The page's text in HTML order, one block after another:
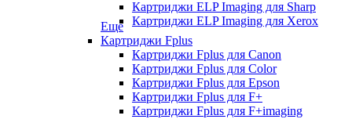
Картриджи ELP Imaging для Sharp
Картриджи ELP Imaging для Xerox
Еще
Картриджи Fplus
Картриджи Fplus для Canon
Картриджи Fplus для Color
Картриджи Fplus для Epson
Картриджи Fplus для F+
Картриджи Fplus для F+imaging